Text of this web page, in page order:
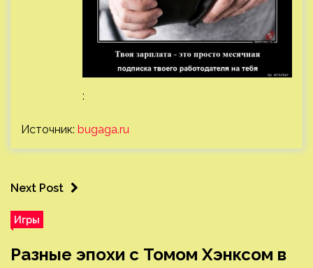
:
Источник: bugaga.ru
Next Post
Игры
Разные эпохи с Томом Хэнксом в